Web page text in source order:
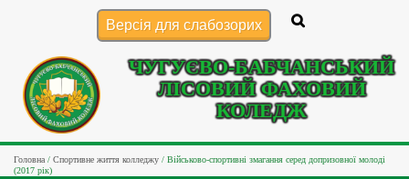
ЧУГУЄВО-БАБЧАНСЬКИЙ
ЛІСОВИЙ ФАХОВИЙ
КОЛЕДЖ
Версія для слабозорих
Головна / Спортивне життя колледжу / Військово-спортивні змагання серед допризовної молоді
(2017 рік)